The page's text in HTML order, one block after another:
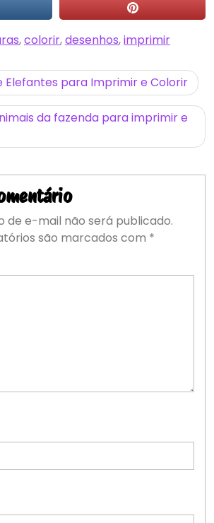
,colorir,desenhos,imprimir
Elefantes para Imprimir e Colorir
da fazenda para imprimir e
de e-mail não será publicado.
são marcados com *